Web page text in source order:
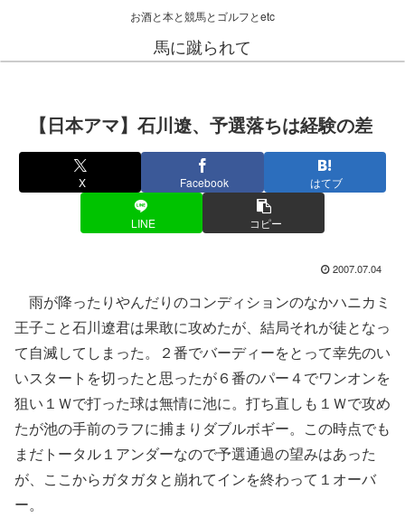
お酒と本と競馬とゴルフとetc
馬に蹴られて
【日本アマ】石川遼、予選落ちは経験の差
X Facebook はてブ
LINE コピー
2007.07.04
雨が降ったりやんだりのコンディションのなかハニカミ
王子こと石川遼君は果敢に攻めたが、結局それが徒となっ
て自滅してしまった。２番でバーディーをとって幸先のい
いスタートを切ったと思ったが６番のパー４でワンオンを
狙い１Ｗで打った球は無情に池に。打ち直しも１Ｗで攻め
たが池の手前のラフに捕まりダブルボギー。この時点でも
まだトータル１アンダーなので予選通過の望みはあった
が、ここからガタガタと崩れてインを終わって１オーバ
ー。